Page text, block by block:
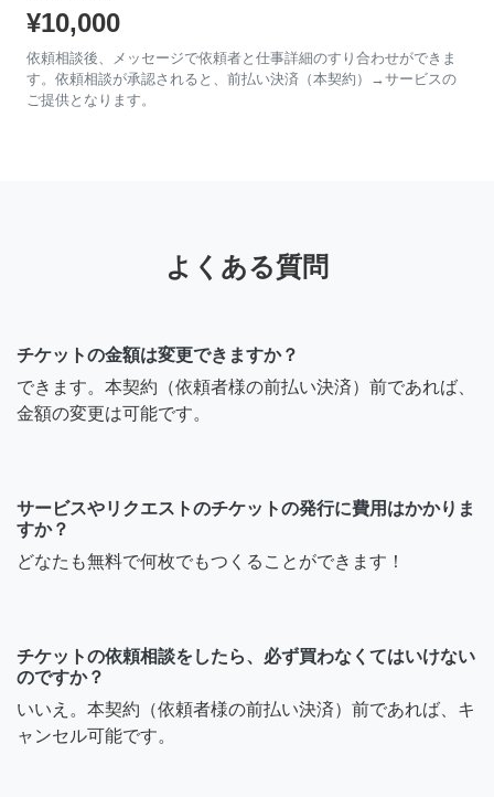
¥10,000
依頼相談後、メッセージで依頼者と仕事詳細のすり合わせができま
す。依頼相談が承認されると、前払い決済（本契約）→サービスの
ご提供となります。
よくある質問
チケットの金額は変更できますか？
できます。本契約（依頼者様の前払い決済）前であれば、
金額の変更は可能です。
サービスやリクエストのチケットの発行に費用はかかりま
すか？
どなたも無料で何枚でもつくることができます！
チケットの依頼相談をしたら、必ず買わなくてはいけない
のですか？
いいえ。本契約（依頼者様の前払い決済）前であれば、キ
ャンセル可能です。